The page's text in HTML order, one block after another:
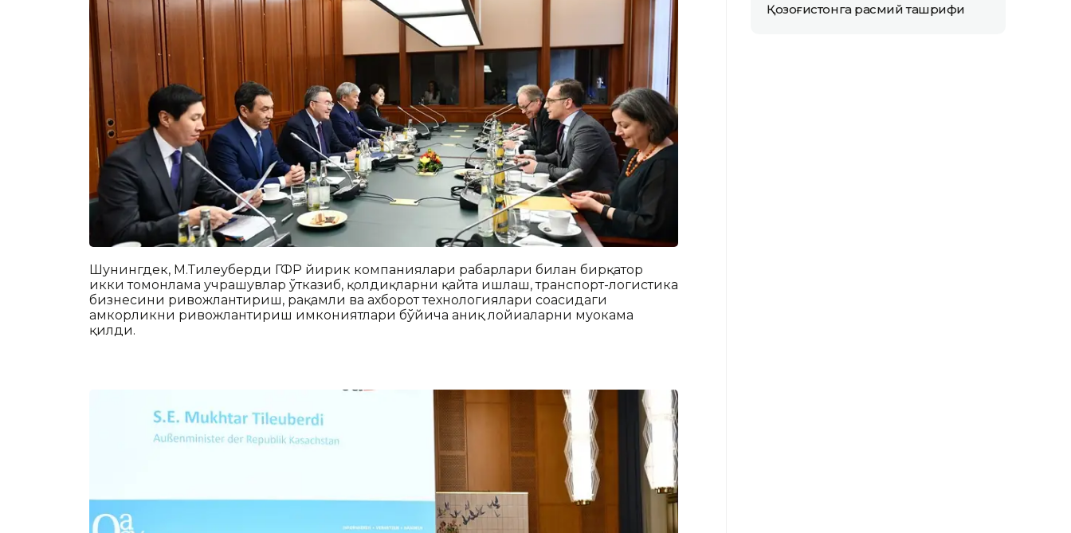
Шунингдек, М.Тилеуберди ГФР йирик компаниялари раҳбарлари билан бирқатор
икки томонлама учрашувлар ўтказиб, қолдиқларни қайта ишлаш, транспорт-логистика
бизнесини ривожлантириш, рақамли ва ахборот технологиялари соҳасидаги
ҳамкорликни ривожлантириш имкониятлари бўйича аниқ лойиҳаларни муҳокама
қилди.
Қозоғистонга расмий ташрифи